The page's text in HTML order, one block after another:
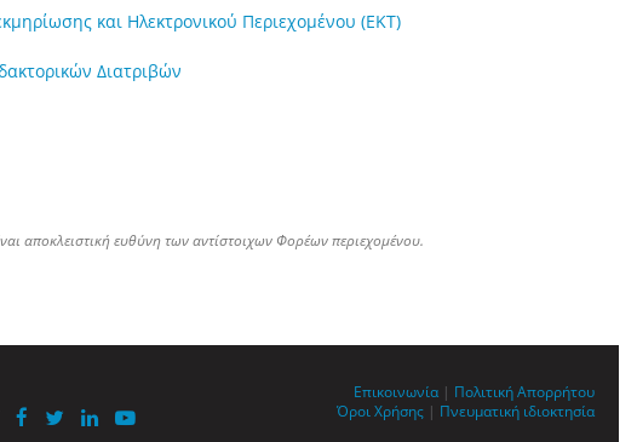
και Ηλεκτρονικού Περιεχομένου (ΕΚΤ)
Διατριβών
αποκλειστική ευθύνη των αντίστοιχων Φορέων περιεχομένου.
Επικοινωνία | Πολιτική Απορρήτου
Όροι Χρήσης | Πνευματική ιδιοκτησία